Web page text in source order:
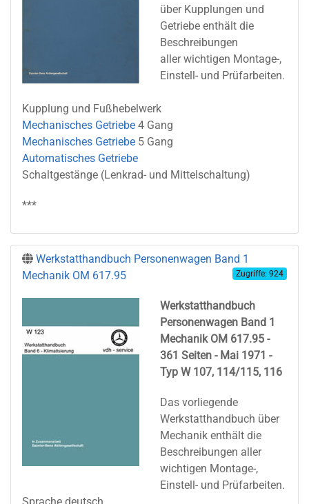
über Kupplungen und
Getriebe enthält die
Beschreibungen
aller wichtigen Montage-,
Einstell- und Prüfarbeiten.
Kupplung und Fußhebelwerk
Mechanisches Getriebe 4 Gang
Mechanisches Getriebe 5 Gang
Automatisches Getriebe
Schaltgestänge (Lenkrad- und Mittelschaltung)
***
Werkstatthandbuch Personenwagen Band 1
Mechanik OM 617.95
Zugriffe: 924
Werkstatthandbuch
Personenwagen Band 1
Mechanik OM 617.95 -
361 Seiten - Mai 1971 -
Typ W 107, 114/115, 116
Das vorliegende
Werkstatthandbuch über
Mechanik enthält die
Beschreibungen aller
wichtigen Montage-,
Einstell- und Prüfarbeiten.